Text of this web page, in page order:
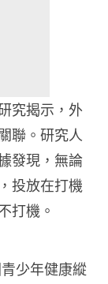
究揭示，外
聯。研究人
發現，無論
投放在打機
打機。
少年健康縱